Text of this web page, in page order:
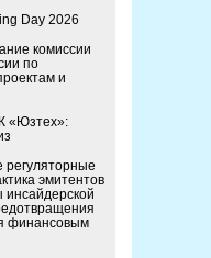
Day 2026
комиссии
по
и
«Юзтех»:
регуляторные
эмитентов
инсайдерской
финансовым